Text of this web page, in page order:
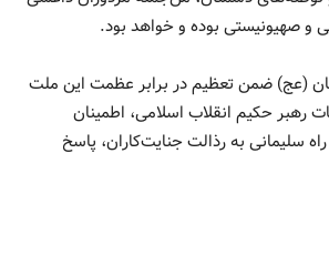
و صهیونیستی بوده و خواهد بود.
(عج) ضمن تعظیم در برابر عظمت این ملت
رهبر حکیم انقلاب اسلامی، اطمینان
سلیمانی به رذالت جنایت‌کاران، پاسخ